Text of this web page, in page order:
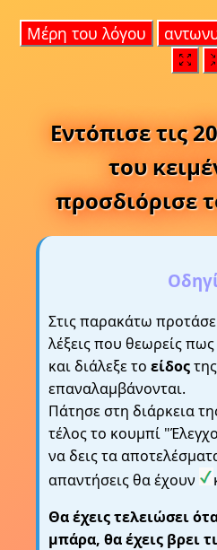
Μέρη του λόγου
Εντόπισε τις
του
προσδιόρισε
Στις παρακάτω
λέξεις που θεωρείς πως
και διάλεξε το είδος
επαναλαμβάνονται.
Πάτησε στη διάρκεια
τέλος το κουμπί
να δεις τα
απαντήσεις θα έχουν
Θα έχεις τελειώσει
μπάρα, θα έχεις βρει